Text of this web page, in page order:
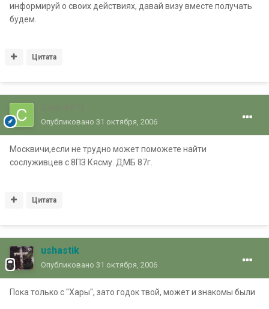
информируй о своих действиях, давай визу вместе получать
будем.
Цитата
Опубликовано 31 октября, 2006
Москвичи,если не трудно может поможете найти
сослуживцев с 8ПЗ Кясму. ДМБ 87г.
Цитата
ushastik
Опубликовано 31 октября, 2006
Пока только с "Хары", зато годок твой, может и знакомы были